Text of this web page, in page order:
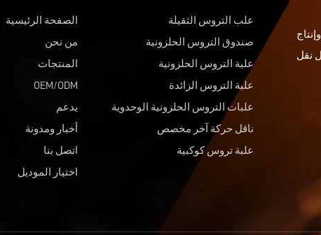
نقل
علب التروس الثقيلة
صندوق التروس الحلزونية
علبة التروس الحلزونية
علبة التروس الزائدة
علبات التروس الحلزونية الوحدوية
ناقل حركة آخر مخصص
علبة تروس كوكبية
الصفحة الرئيسية
من نحن
المنتجات
OEM/ODM
يدعم
أخبار ومدونة
اتصل بنا
اختيار الموديل